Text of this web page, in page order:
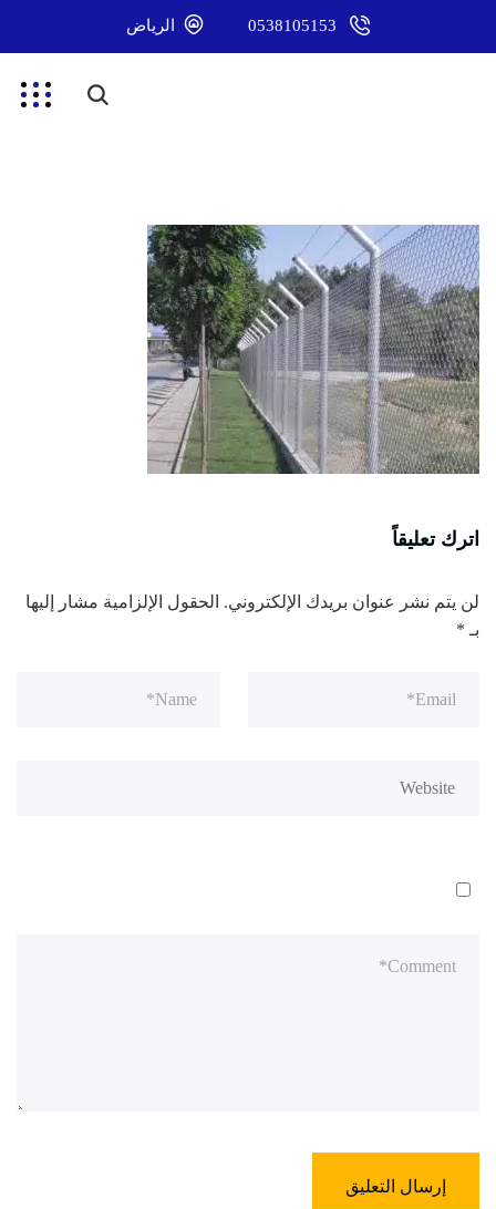
0538105153 الرياض
اترك تعليقاً
لن يتم نشر عنوان بريدك الإلكتروني. الحقول الإلزامية مشار إليها
بـ *